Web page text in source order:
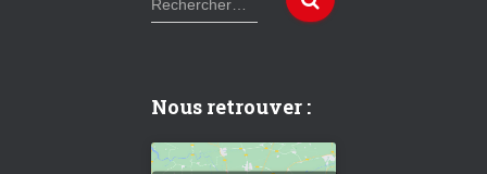
e
r
c
h
Rechercher…
Nous retrouver :